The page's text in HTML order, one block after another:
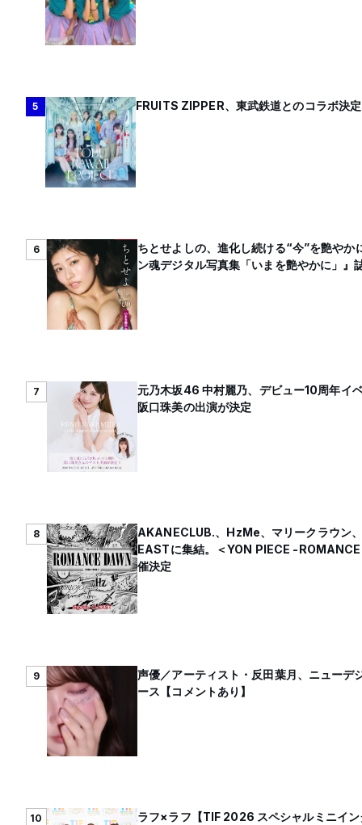
5 FRUITS ZIPPER、東武鉄道とのコラボ決定
6
ちとせよしの、進化し続ける“今”を艶や
ン魂デジタル写真集「いまを艶やかに」』
7
元乃木坂46 中村麗乃、デビュー10周年イ
阪口珠美の出演が決定
8
AKANECLUB.、HzMe、マリークラウ
EASTに集結。＜YON PIECE -
催決定
9
声優／アーティスト・反田葉月、ニュー
ース【コメントあり】
10
ラフ×ラフ【TIF 2026 スペシャルミニイ